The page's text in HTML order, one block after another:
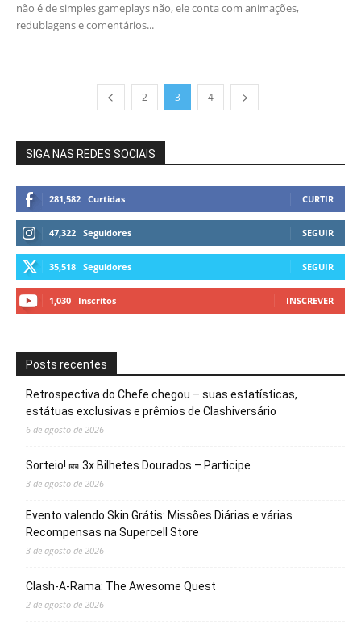
não é de simples gameplays não, ele conta com animações,
redublagens e comentários...
2 3 4
SIGA NAS REDES SOCIAIS
281,582 Curtidas CURTIR
47,322 Seguidores SEGUIR
35,518 Seguidores SEGUIR
1,030 Inscritos INSCREVER
Posts recentes
Retrospectiva do Chefe chegou – suas estatísticas,
estátuas exclusivas e prêmios de Clashiversário
6 de agosto de 2026
Sorteio! 🎫 3x Bilhetes Dourados – Participe
3 de agosto de 2026
Evento valendo Skin Grátis: Missões Diárias e várias
Recompensas na Supercell Store
3 de agosto de 2026
Clash-A-Rama: The Awesome Quest
2 de agosto de 2026